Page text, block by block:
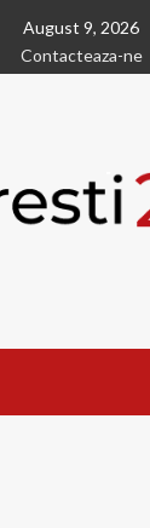
August 9, 2026
Contacteaza-ne